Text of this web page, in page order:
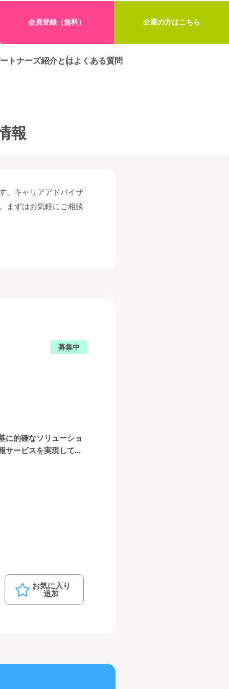
会員登録（無料） 企業の方はこちら
トナーズ紹介とはよくある質問
報
。キャリアアドバイザ
まずはお気軽にご相談
募集中
に的確なソリューショ
サービスを実現して...
お気に入り
追加